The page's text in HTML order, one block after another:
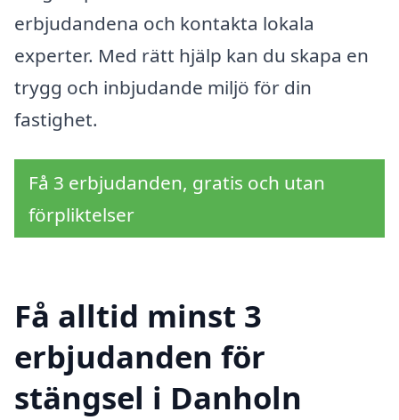
erbjudandena och kontakta lokala
experter. Med rätt hjälp kan du skapa en
trygg och inbjudande miljö för din
fastighet.
Få 3 erbjudanden, gratis och utan
förpliktelser
Få alltid minst 3
erbjudanden för
stängsel i Danholn